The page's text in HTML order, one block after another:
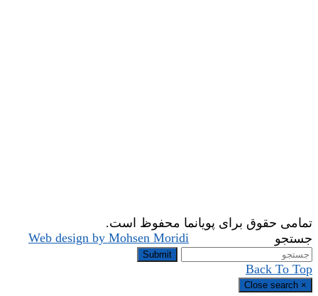
تمامی حقوق برای پویانما محفوظ است.
Web design by Mohsen Moridi
جستجو
Submit
Back To Top
×
Close search